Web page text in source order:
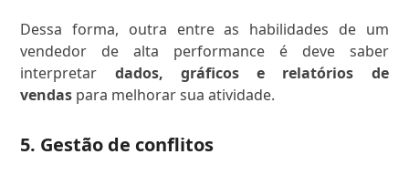
Dessa forma, outra entre as habilidades de um
vendedor de alta performance é deve saber
interpretar dados, gráficos e relatórios de
vendas para melhorar sua atividade.
5. Gestão de conflitos